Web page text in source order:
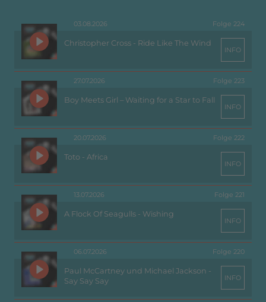
03.08.2026 Folge 224
Christopher Cross - Ride Like The Wind
INFO
27.07.2026 Folge 223
Boy Meets Girl – Waiting for a Star to Fall
INFO
20.07.2026 Folge 222
Toto - Africa
INFO
13.07.2026 Folge 221
A Flock Of Seagulls - Wishing
INFO
06.07.2026 Folge 220
Paul McCartney und Michael Jackson -
Say Say Say
INFO